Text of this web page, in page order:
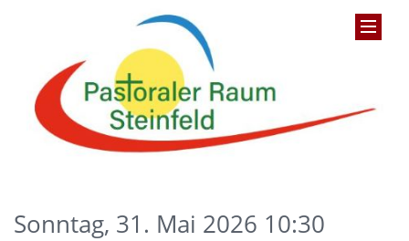
Sonntag, 31. Mai 2026 10:30